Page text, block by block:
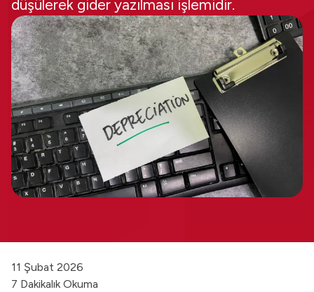
düşülerek gider yazılması işlemidir.
11 Şubat 2026
7 Dakikalık Okuma